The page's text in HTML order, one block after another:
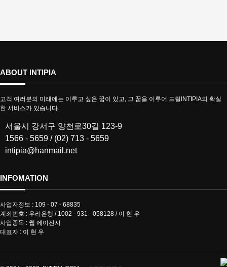
ABOUT INTIPIA
고객 여러분의 미래에는 이루고 싶은 꿈이 있고, 그 꿈을 이루어 드릴INTIPIA의 확실
한 서비스가 있습니다.
서울시 강서구 양천로30길 123-9
1566 - 5659 / (02) 713 - 5659
intipia@hanmail.net
INFOMATION
사업자정보 : 109 - 07 - 68835
계좌번호 : 우리은행 / 1002 - 931 - 058128 / 이 현 우
사업종목 : 웹 에이전시
대표자 : 이 현 우